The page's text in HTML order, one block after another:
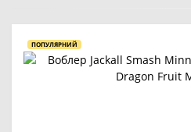
ПОПУЛЯРНИЙ